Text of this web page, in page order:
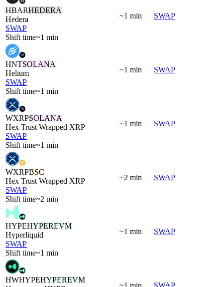
HBARHEDERA
Hedera
SWAP
Shift time~1 min
~1 min SWAP
HNTSOLANA
Helium
SWAP
Shift time~1 min
~1 min SWAP
WXRPSOLANA
Hex Trust Wrapped XRP
SWAP
Shift time~1 min
~1 min SWAP
WXRPBSC
Hex Trust Wrapped XRP
SWAP
Shift time~2 min
~2 min SWAP
HYPEHYPEREVM
Hyperliquid
SWAP
Shift time~1 min
~1 min SWAP
HWHYPEHYPEREVM
~1 min SWAP